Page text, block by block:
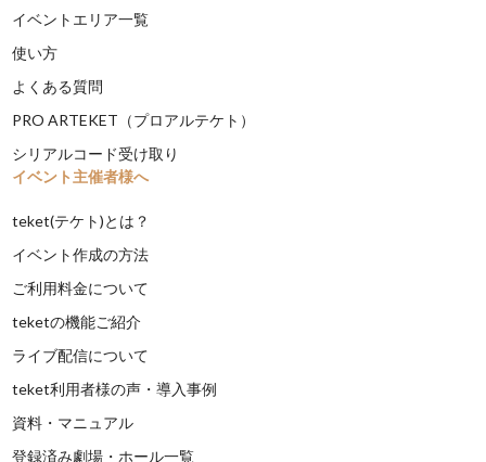
イベントエリア一覧
使い方
よくある質問
PRO ARTEKET（プロアルテケト）
シリアルコード受け取り
イベント主催者様へ
teket(テケト)とは？
イベント作成の方法
ご利用料金について
teketの機能ご紹介
ライブ配信について
teket利用者様の声・導入事例
資料・マニュアル
登録済み劇場・ホール一覧